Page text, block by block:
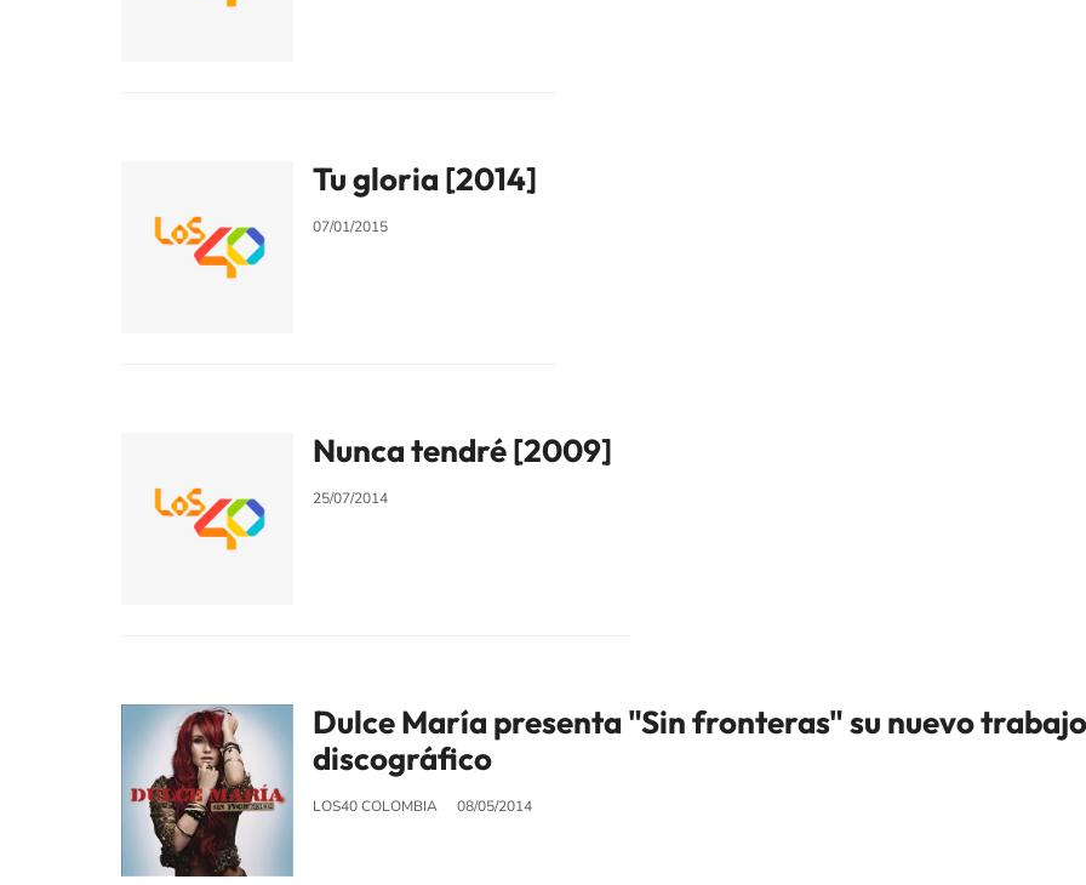
Tu gloria [2014]
07/01/2015
Nunca tendré [2009]
25/07/2014
Dulce María presenta "Sin fronteras" su nuevo trabajo
discográfico
LOS40 COLOMBIA 08/05/2014